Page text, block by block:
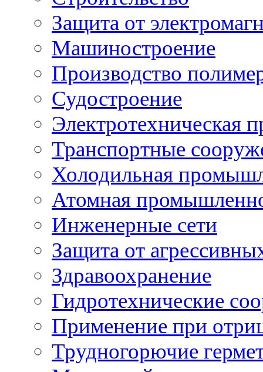
Защита от
Машиностроение
Производство
Судостроение
Электротехническая
Транспортные
Холодильная
Атомная
Инженерные сети
Защита от
Здравоохранение
Гидротехнические
Применение при
Трудногорючие